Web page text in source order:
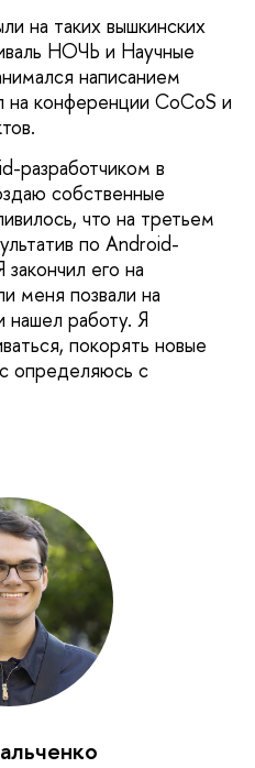
на таких вышкинских
НОЧЬ и Научные
написанием
на конференции CoCoS и
разработчиком в
собственные
что на третьем
по Android-
его на
меня позвали на
работу. Я
покорять новые
определяюсь с